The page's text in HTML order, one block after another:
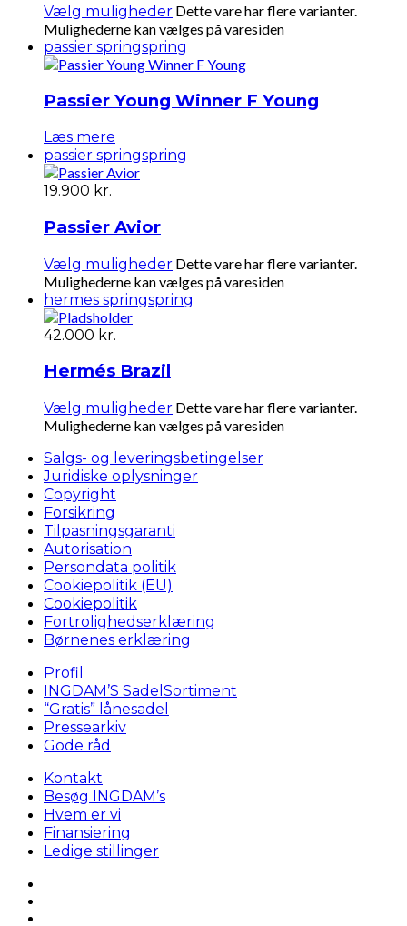
Vælg muligheder Dette vare har flere varianter.
Mulighederne kan vælges på varesiden
passier springspring
Passier Young Winner F Young
Læs mere
passier springspring
19.900 kr.
Passier Avior
Vælg muligheder Dette vare har flere varianter.
Mulighederne kan vælges på varesiden
hermes springspring
42.000 kr.
Hermés Brazil
Vælg muligheder Dette vare har flere varianter.
Mulighederne kan vælges på varesiden
Salgs- og leveringsbetingelser
Juridiske oplysninger
Copyright
Forsikring
Tilpasningsgaranti
Autorisation
Persondata politik
Cookiepolitik (EU)
Cookiepolitik
Fortrolighedserklæring
Børnenes erklæring
Profil
INGDAM’S SadelSortiment
“Gratis” lånesadel
Pressearkiv
Gode råd
Kontakt
Besøg INGDAM’s
Hvem er vi
Finansiering
Ledige stillinger